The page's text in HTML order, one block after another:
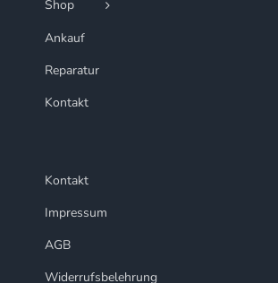
Shop
Ankauf
Reparatur
Kontakt
Kontakt
Impressum
AGB
Widerrufsbelehrung